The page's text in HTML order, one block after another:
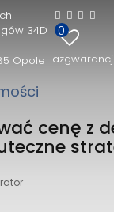
34D
Opole
0
Szeregów 34D
Opole
cenę z